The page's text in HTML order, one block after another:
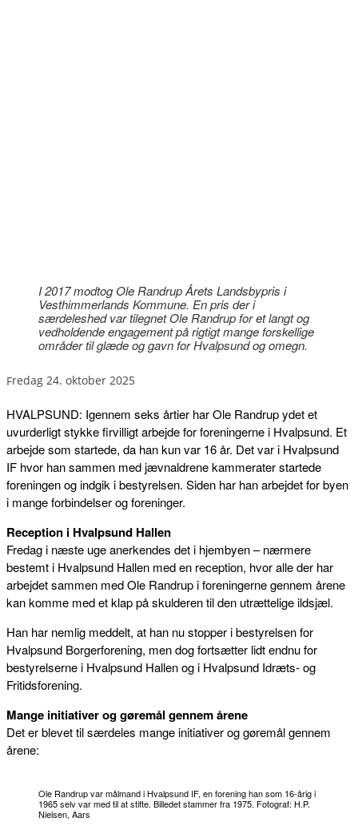
I 2017 modtog Ole Randrup Årets Landsbypris i
Vesthimmerlands Kommune. En pris der i
særdeleshed var tilegnet Ole Randrup for et langt og
vedholdende engagement på rigtigt mange forskellige
områder til glæde og gavn for Hvalpsund og omegn.
fredag 24. oktober 2025
HVALPSUND: Igennem seks årtier har Ole Randrup ydet et
uvurderligt stykke firvilligt arbejde for foreningerne i Hvalpsund. Et
arbejde som startede, da han kun var 16 år. Det var i Hvalpsund
IF hvor han sammen med jævnaldrene kammerater startede
foreningen og indgik i bestyrelsen. Siden har han arbejdet for byen
i mange forbindelser og foreninger.
Reception i Hvalpsund Hallen
Fredag i næste uge anerkendes det i hjembyen – nærmere
bestemt i Hvalpsund Hallen med en reception, hvor alle der har
arbejdet sammen med Ole Randrup i foreningerne gennem årene
kan komme med et klap på skulderen til den utrættelige ildsjæl.
Han har nemlig meddelt, at han nu stopper i bestyrelsen for
Hvalpsund Borgerforening, men dog fortsætter lidt endnu for
bestyrelserne i Hvalpsund Hallen og i Hvalpsund Idræts- og
Fritidsforening.
Mange initiativer og gøremål gennem årene
Det er blevet til særdeles mange initiativer og gøremål gennem
årene:
Ole Randrup var målmand i Hvalpsund IF, en forening han som 16-årig i
1965 selv var med til at stifte. Billedet stammer fra 1975. Fotograf: H.P.
Nielsen, Aars